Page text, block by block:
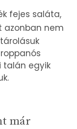
fejes saláta,
azonban nem
talán egyik
már